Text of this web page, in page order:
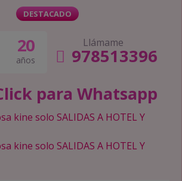
DESTACADO
20
años
Llámame
978513396